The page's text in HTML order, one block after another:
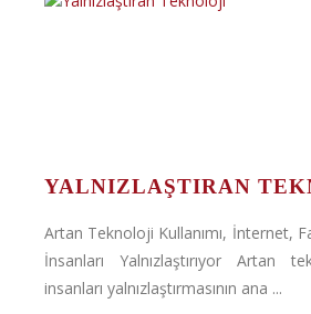
YALNIZLAŞTIRAN
Artan Teknoloji Kullanımı, İnternet,
İnsanları Yalnızlaştırıyor Artan
insanları yalnızlaştırmasının ana ...